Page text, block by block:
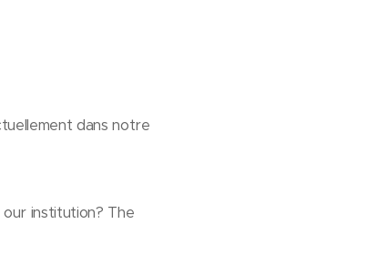
dans notre
institution? The